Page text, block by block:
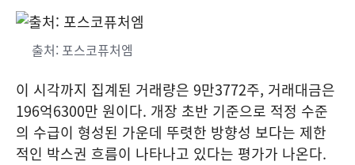
출처: 포스코퓨처엠
이 시각까지 집계된 거래량은 9만3772주, 거래대금은
196억6300만 원이다. 개장 초반 기준으로 적정 수준
의 수급이 형성된 가운데 뚜렷한 방향성 보다는 제한
적인 박스권 흐름이 나타나고 있다는 평가가 나온다.